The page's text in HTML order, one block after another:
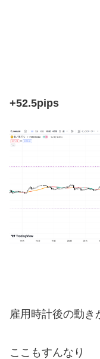
+52.5pips
雇用時計後の動き
ここもすんなり